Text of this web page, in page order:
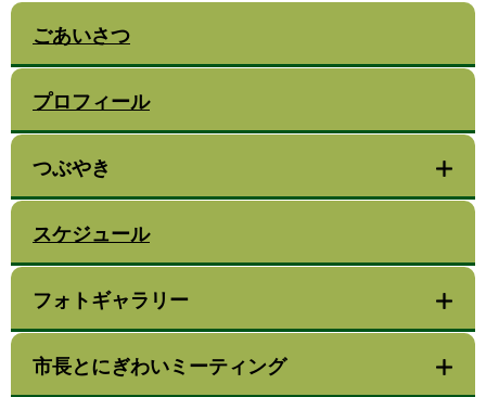
ごあいさつ
プロフィール
つぶやき
スケジュール
フォトギャラリー
市長とにぎわいミーティング